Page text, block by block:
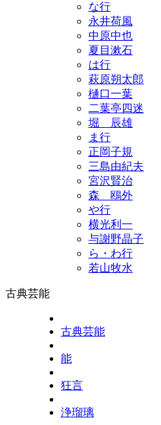
な行
永井荷風
中原中也
夏目漱石
は行
萩原朔太郎
樋口一葉
二葉亭四迷
堀 辰雄
ま行
正岡子規
三島由紀夫
宮沢賢治
森 鴎外
や行
横光利一
与謝野晶子
ら・わ行
若山牧水
古典芸能
古典芸能
能
狂言
浄瑠璃